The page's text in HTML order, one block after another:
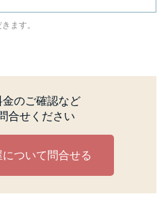
ます。
のご確認など
合せください
について問合せる